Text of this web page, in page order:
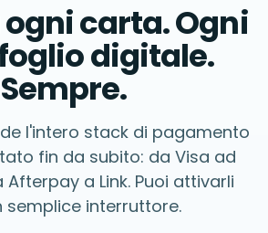
carta. Ogni
digitale.
Sempre.
l'intero stack di pagamento
fin da subito: da Visa ad
Afterpay a Link. Puoi attivarli
semplice interruttore.